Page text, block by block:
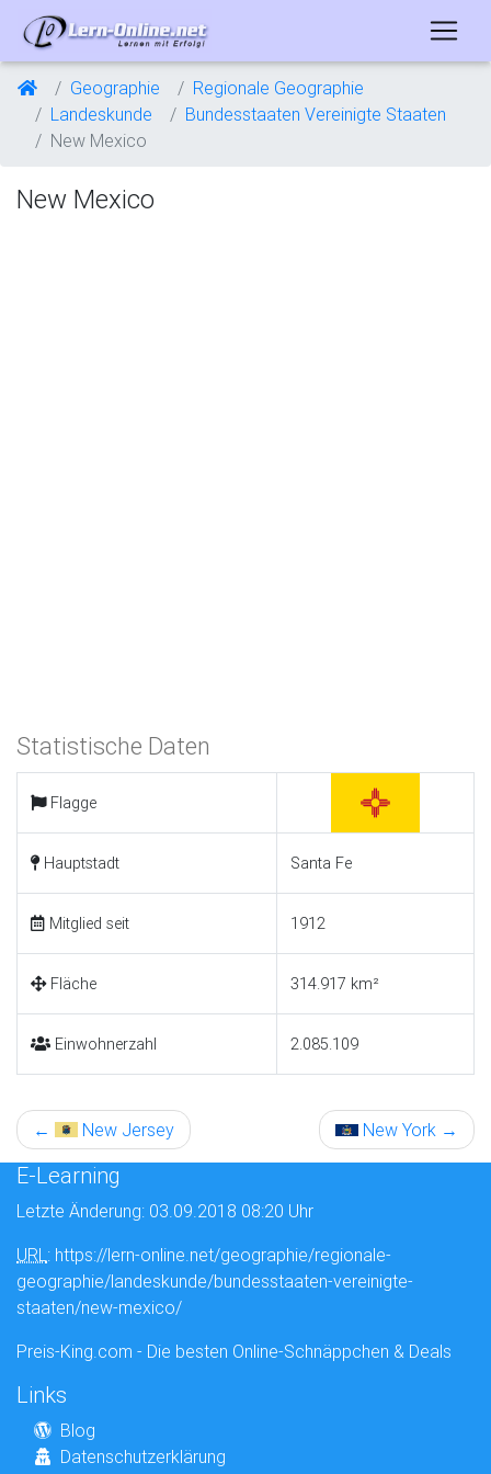
Geographie
Regionale Geographie
Landeskunde
Bundesstaaten Vereinigte Staaten
New Mexico
New Mexico
Statistische Daten
Flagge
Hauptstadt Santa Fe
Mitglied seit 1912
Fläche 314.917 km²
Einwohnerzahl 2.085.109
← New Jersey New York →
E-Learning
Letzte Änderung: 03.09.2018 08:20 Uhr
URL: https://lern-online.net/geographie/regionale-
geographie/landeskunde/bundesstaaten-vereinigte-
staaten/new-mexico/
Preis-King.com - Die besten Online-Schnäppchen & Deals
Links
Blog
Datenschutzerklärung